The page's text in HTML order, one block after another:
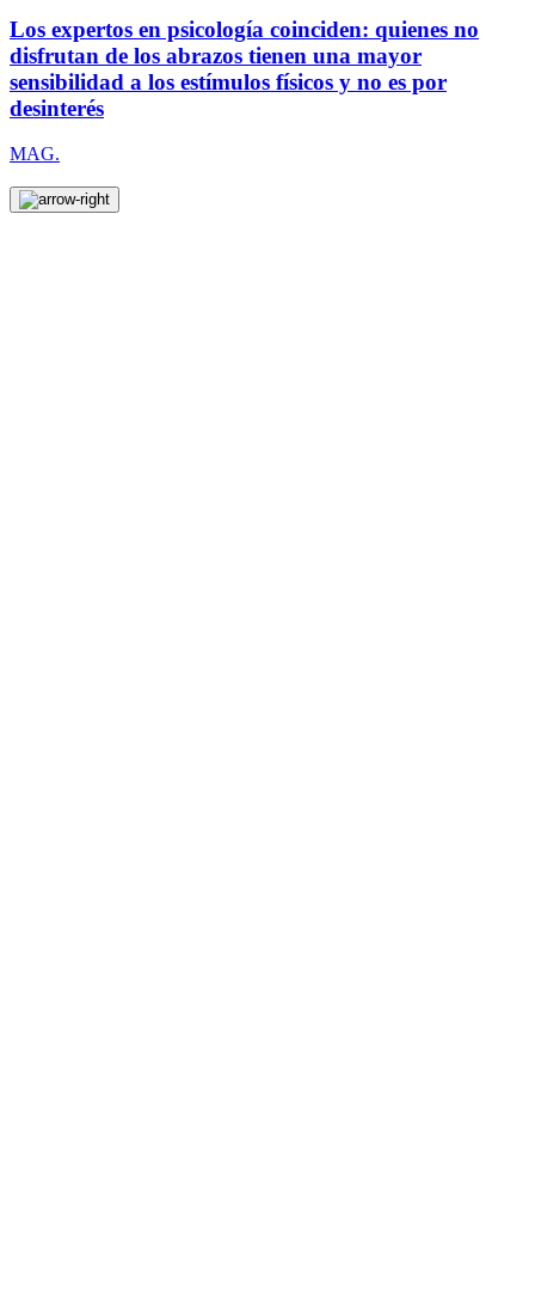
Los expertos en psicología coinciden: quienes no
disfrutan de los abrazos tienen una mayor
sensibilidad a los estímulos físicos y no es por
desinterés
MAG.